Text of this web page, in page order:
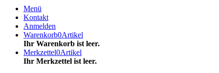
Menü
Kontakt
Anmelden
Warenkorb0Artikel
Ihr Warenkorb ist leer.
Merkzettel0Artikel
Ihr Merkzettel ist leer.